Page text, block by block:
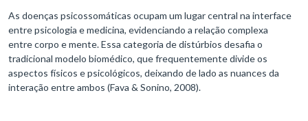
As doenças psicossomáticas ocupam um lugar central na interface
entre psicologia e medicina, evidenciando a relação complexa
entre corpo e mente. Essa categoria de distúrbios desafia o
tradicional modelo biomédico, que frequentemente divide os
aspectos físicos e psicológicos, deixando de lado as nuances da
interação entre ambos (Fava & Sonino, 2008).